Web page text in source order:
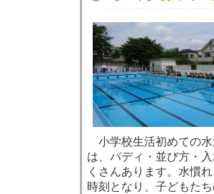
小学校生活初めての
は、バディ・並び方・
くさんあります。水慣
時刻となり、子どもた